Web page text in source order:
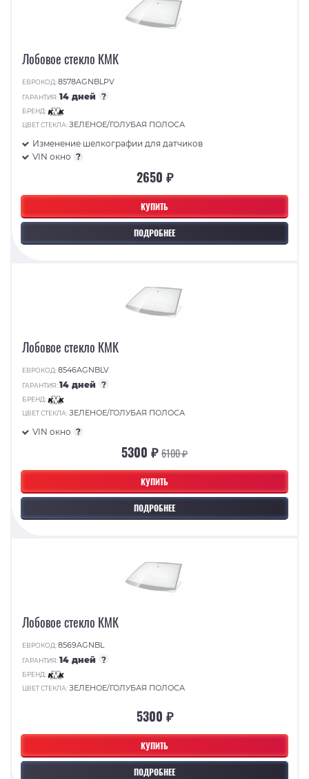
КУПИТЬ
ПОДРОБНЕЕ
Лобовое стекло КМК
ЕВРОКОД:8578AGNBLPV
ГАРАНТИЯ:14 дней ?
БРЕНД:
ЦВЕТ СТЕКЛА:ЗЕЛЕНОЕ/ГОЛУБАЯ ПОЛОСА
Изменение шелкографии для датчиков
VIN окно ?
2650 ₽
КУПИТЬ
ПОДРОБНЕЕ
Лобовое стекло КМК
ЕВРОКОД:8546AGNBLV
ГАРАНТИЯ:14 дней ?
БРЕНД:
ЦВЕТ СТЕКЛА:ЗЕЛЕНОЕ/ГОЛУБАЯ ПОЛОСА
VIN окно ?
5300 ₽6100 ₽
КУПИТЬ
ПОДРОБНЕЕ
Лобовое стекло КМК
ЕВРОКОД:8569AGNBL
ГАРАНТИЯ:14 дней ?
БРЕНД:
ЦВЕТ СТЕКЛА:ЗЕЛЕНОЕ/ГОЛУБАЯ ПОЛОСА
5300 ₽